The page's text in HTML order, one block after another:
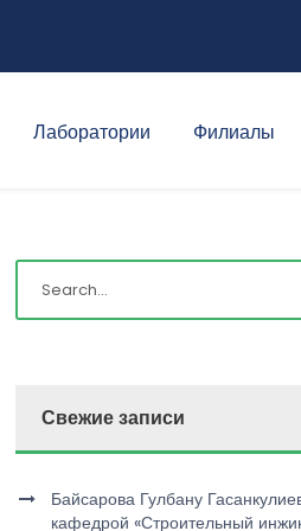
Лаборатории Филиалы
Свежие записи
Байсарова Гулбану
кафедрой «Строительный